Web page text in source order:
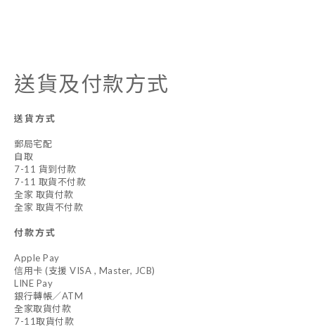
送貨及付款方式
送貨方式
郵局宅配
自取
7-11 貨到付款
7-11 取貨不付款
全家 取貨付款
全家 取貨不付款
付款方式
Apple Pay
信用卡 (支援 VISA , Master, JCB)
LINE Pay
銀行轉帳／ATM
全家取貨付款
7-11取貨付款